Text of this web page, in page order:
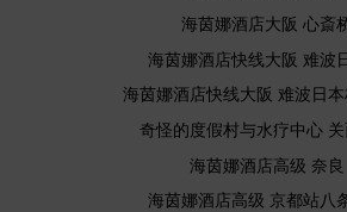
海茵娜酒店大阪 心斎
海茵娜酒店快线大阪 难波
海茵娜酒店快线大阪 难波日
奇怪的度假村与水疗中心
海茵娜酒店高级 奈良
海茵娜酒店高级 京都站八